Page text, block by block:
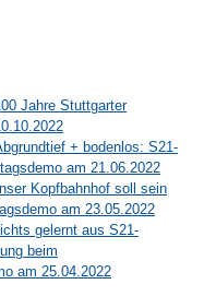
Jahre Stuttgarter
+ bodenlos: S21-
am 21.06.2022
Kopfbahnhof soll sein
am 23.05.2022
gelernt aus S21-
beim
am 25.04.2022